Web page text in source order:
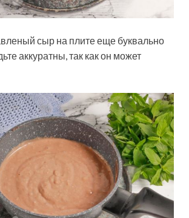
сыр на плите еще буквально
аккуратны, так как он может